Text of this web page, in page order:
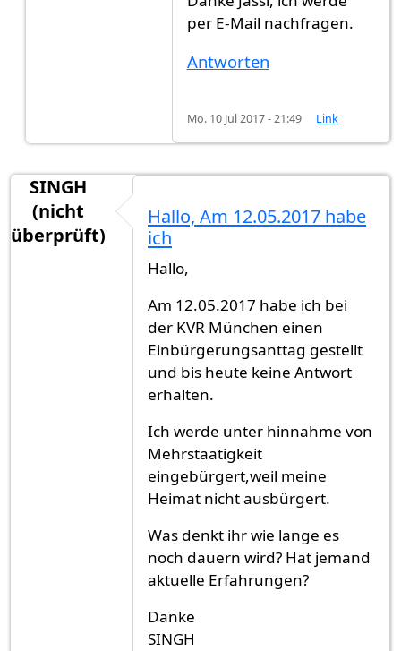
per E-Mail nachfragen.
Antworten
Mo. 10 Jul 2017 - 21:49 Link
SINGH
(nicht
überprüft)
Hallo, Am 12.05.2017 habe
ich
Hallo,
Am 12.05.2017 habe ich bei
der KVR München einen
Einbürgerungsanttag gestellt
und bis heute keine Antwort
erhalten.
Ich werde unter hinnahme von
Mehrstaatigkeit
eingebürgert,weil meine
Heimat nicht ausbürgert.
Was denkt ihr wie lange es
noch dauern wird? Hat jemand
aktuelle Erfahrungen?
Danke
SINGH